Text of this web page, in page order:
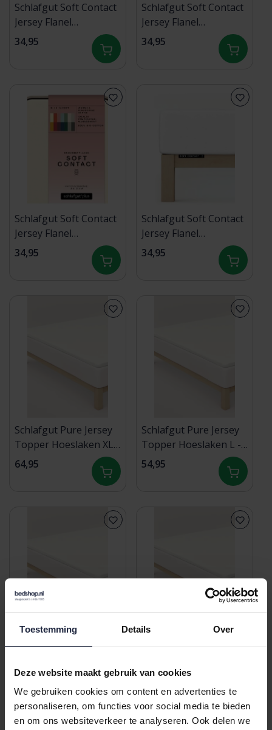
Toestemming Details Over
Deze website maakt gebruik van cookies
We gebruiken cookies om content en advertenties te
personaliseren, om functies voor social media te bieden
en om ons websiteverkeer te analyseren. Ook delen we
Schlafgut Soft Contact
Jersey Flanel
Hoeslaken S - 90x190 -
100x200 196 Yellow
34,95
Schlafgut Soft Contact
Jersey Flanel
Hoeslaken S - 90x190 -
100x200 154 Purple
34,95
Schlafgut Soft Contact
Jersey Flanel
Hoeslaken S - 90x190 -
100x200 132 Yellow
34,95
Schlafgut Soft Contact
Jersey Flanel
Hoeslaken S - 90x190 -
100x200 101 Full-White
34,95
Schlafgut Pure Jersey
Topper Hoeslaken XL -
180x200 - 200x220 181
64,95
Schlafgut Pure Jersey
Topper Hoeslaken L -
140x200 - 160x220 181
54,95
120x200 - 130x220 181
Off-White
49,95
90x190 - 100x220 181
Off-White
39,95